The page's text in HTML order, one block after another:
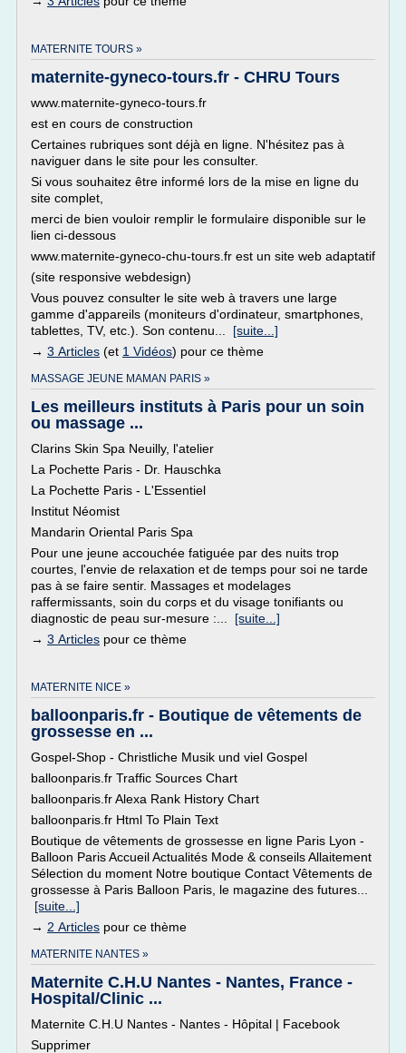
MATERNITE TOURS »
maternite-gyneco-tours.fr - CHRU Tours
www.maternite-gyneco-tours.fr
est en cours de construction
Certaines rubriques sont déjà en ligne. N'hésitez pas à
naviguer dans le site pour les consulter.
Si vous souhaitez être informé lors de la mise en ligne du
site complet,
merci de bien vouloir remplir le formulaire disponible sur le
lien ci-dessous
www.maternite-gyneco-chu-tours.fr est un site web adaptatif
(site responsive webdesign)
Vous pouvez consulter le site web à travers une large
gamme d'appareils (moniteurs d'ordinateur, smartphones,
tablettes, TV, etc.). Son contenu... [suite...]
→ 3 Articles (et 1 Vidéos) pour ce thème
MASSAGE JEUNE MAMAN PARIS »
Les meilleurs instituts à Paris pour un soin
ou massage ...
Clarins Skin Spa Neuilly, l'atelier
La Pochette Paris - Dr. Hauschka
La Pochette Paris - L'Essentiel
Institut Néomist
Mandarin Oriental Paris Spa
Pour une jeune accouchée fatiguée par des nuits trop
courtes, l'envie de relaxation et de temps pour soi ne tarde
pas à se faire sentir. Massages et modelages
raffermissants, soin du corps et du visage tonifiants ou
diagnostic de peau sur-mesure :... [suite...]
→ 3 Articles pour ce thème
MATERNITE NICE »
balloonparis.fr - Boutique de vêtements de
grossesse en ...
Gospel-Shop - Christliche Musik und viel Gospel
balloonparis.fr Traffic Sources Chart
balloonparis.fr Alexa Rank History Chart
balloonparis.fr Html To Plain Text
Boutique de vêtements de grossesse en ligne Paris Lyon -
Balloon Paris Accueil Actualités Mode & conseils Allaitement
Sélection du moment Notre boutique Contact Vêtements de
grossesse à Paris Balloon Paris, le magazine des futures...
[suite...]
→ 2 Articles pour ce thème
MATERNITE NANTES »
Maternite C.H.U Nantes - Nantes, France -
Hospital/Clinic ...
Maternite C.H.U Nantes - Nantes - Hôpital | Facebook
Supprimer